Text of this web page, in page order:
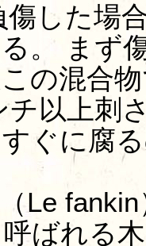
傷した場
。 まず
の混合
チ以上刺
ぐに腐
fankin）
呼ばれる